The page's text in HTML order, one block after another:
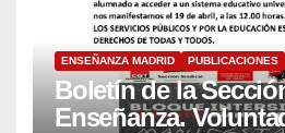
ENSEÑANZA MADRID PUBLICACIONES
Boletín de la
Enseñanza.